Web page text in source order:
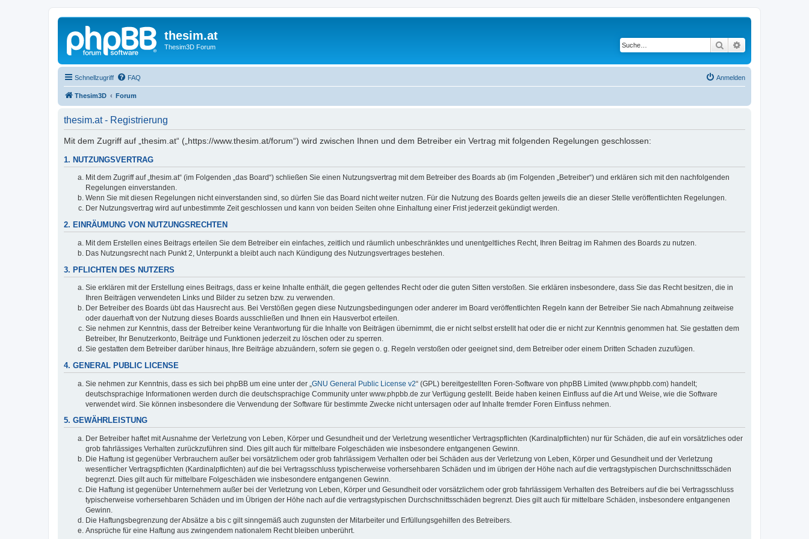
thesim.at
Thesim3D Forum Suche
Schnellzugriff FAQ Anmelden
Thesim3D Forum
thesim.at - Registrierung
Mit dem Zugriff auf „thesim.at“ („https://www.thesim.at/forum“) wird zwischen Ihnen und dem Betreiber ein Vertrag mit folgenden Regelungen geschlossen:
1. NUTZUNGSVERTRAG
Mit dem Zugriff auf „thesim.at“ (im Folgenden „das Board“) schließen Sie einen Nutzungsvertrag mit dem Betreiber des Boards ab (im Folgenden „Betreiber“) und erklären sich mit den nachfolgenden
Regelungen einverstanden.
Wenn Sie mit diesen Regelungen nicht einverstanden sind, so dürfen Sie das Board nicht weiter nutzen. Für die Nutzung des Boards gelten jeweils die an dieser Stelle veröffentlichten Regelungen.
Der Nutzungsvertrag wird auf unbestimmte Zeit geschlossen und kann von beiden Seiten ohne Einhaltung einer Frist jederzeit gekündigt werden.
2. EINRÄUMUNG VON NUTZUNGSRECHTEN
Mit dem Erstellen eines Beitrags erteilen Sie dem Betreiber ein einfaches, zeitlich und räumlich unbeschränktes und unentgeltliches Recht, Ihren Beitrag im Rahmen des Boards zu nutzen.
Das Nutzungsrecht nach Punkt 2, Unterpunkt a bleibt auch nach Kündigung des Nutzungsvertrages bestehen.
3. PFLICHTEN DES NUTZERS
Sie erklären mit der Erstellung eines Beitrags, dass er keine Inhalte enthält, die gegen geltendes Recht oder die guten Sitten verstoßen. Sie erklären insbesondere, dass Sie das Recht besitzen, die in
Ihren Beiträgen verwendeten Links und Bilder zu setzen bzw. zu verwenden.
Der Betreiber des Boards übt das Hausrecht aus. Bei Verstößen gegen diese Nutzungsbedingungen oder anderer im Board veröffentlichten Regeln kann der Betreiber Sie nach Abmahnung zeitweise
oder dauerhaft von der Nutzung dieses Boards ausschließen und Ihnen ein Hausverbot erteilen.
Sie nehmen zur Kenntnis, dass der Betreiber keine Verantwortung für die Inhalte von Beiträgen übernimmt, die er nicht selbst erstellt hat oder die er nicht zur Kenntnis genommen hat. Sie gestatten dem
Betreiber, Ihr Benutzerkonto, Beiträge und Funktionen jederzeit zu löschen oder zu sperren.
Sie gestatten dem Betreiber darüber hinaus, Ihre Beiträge abzuändern, sofern sie gegen o. g. Regeln verstoßen oder geeignet sind, dem Betreiber oder einem Dritten Schaden zuzufügen.
4. GENERAL PUBLIC LICENSE
Sie nehmen zur Kenntnis, dass es sich bei phpBB um eine unter der „ GNU General Public License v2“ (GPL) bereitgestellten Foren-Software von phpBB Limited (www.phpbb.com) handelt;
deutschsprachige Informationen werden durch die deutschsprachige Community unter www.phpbb.de zur Verfügung gestellt. Beide haben keinen Einfluss auf die Art und Weise, wie die Software
verwendet wird. Sie können insbesondere die Verwendung der Software für bestimmte Zwecke nicht untersagen oder auf Inhalte fremder Foren Einfluss nehmen.
5. GEWÄHRLEISTUNG
Der Betreiber haftet mit Ausnahme der Verletzung von Leben, Körper und Gesundheit und der Verletzung wesentlicher Vertragspflichten (Kardinalpflichten) nur für Schäden, die auf ein vorsätzliches oder
grob fahrlässiges Verhalten zurückzuführen sind. Dies gilt auch für mittelbare Folgeschäden wie insbesondere entgangenen Gewinn.
Die Haftung ist gegenüber Verbrauchern außer bei vorsätzlichem oder grob fahrlässigem Verhalten oder bei Schäden aus der Verletzung von Leben, Körper und Gesundheit und der Verletzung
wesentlicher Vertragspflichten (Kardinalpflichten) auf die bei Vertragsschluss typischerweise vorhersehbaren Schäden und im übrigen der Höhe nach auf die vertragstypischen Durchschnittsschäden
begrenzt. Dies gilt auch für mittelbare Folgeschäden wie insbesondere entgangenen Gewinn.
Die Haftung ist gegenüber Unternehmern außer bei der Verletzung von Leben, Körper und Gesundheit oder vorsätzlichem oder grob fahrlässigem Verhalten des Betreibers auf die bei Vertragsschluss
typischerweise vorhersehbaren Schäden und im Übrigen der Höhe nach auf die vertragstypischen Durchschnittsschäden begrenzt. Dies gilt auch für mittelbare Schäden, insbesondere entgangenen
Gewinn.
Die Haftungsbegrenzung der Absätze a bis c gilt sinngemäß auch zugunsten der Mitarbeiter und Erfüllungsgehilfen des Betreibers.
Ansprüche für eine Haftung aus zwingendem nationalem Recht bleiben unberührt.